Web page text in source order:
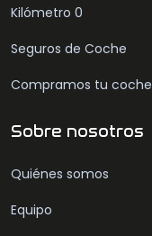
Kilómetro 0
Seguros de Coche
Compramos tu coche
Sobre nosotros
Quiénes somos
Equipo